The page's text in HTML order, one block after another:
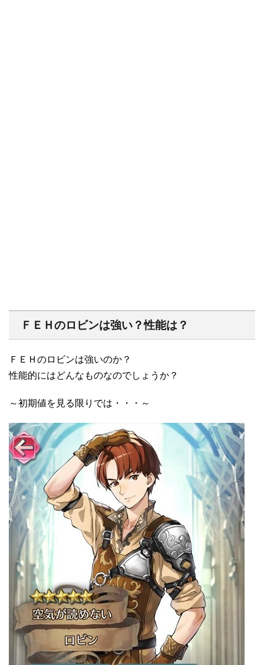
ＦＥＨのロビンは強い？性能は？
ＦＥＨのロビンは強いのか？
性能的にはどんなものなのでしょうか？
～初期値を見る限りでは・・・～